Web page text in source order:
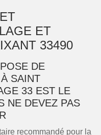
ET
33490
DE
SAINT
33 EST LE
NE DEVEZ PAS
recommandé pour la